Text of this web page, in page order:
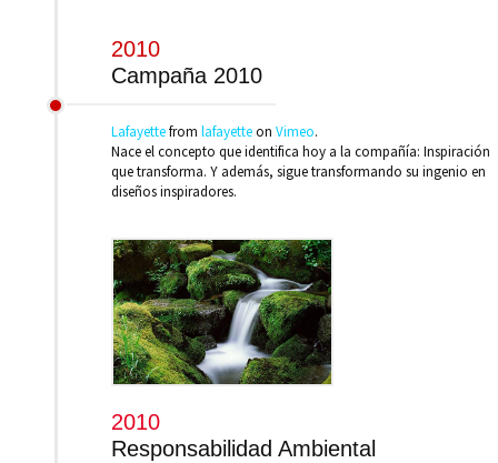
2010
Campaña 2010
Lafayettefrom lafayetteon Vimeo.
Nace el concepto que identifica hoy a la compañía: Inspiración
que transforma. Y además, sigue transformando su ingenio en
diseños inspiradores.
2010
Responsabilidad Ambiental